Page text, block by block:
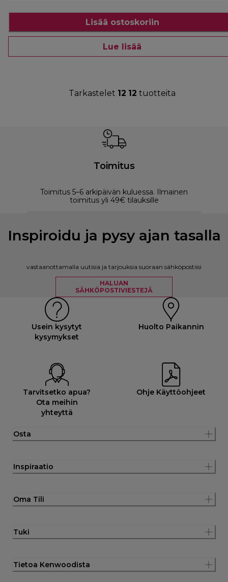
Lisää ostoskoriin
Lue lisää
Tarkastelet 12 12 tuotteita
Toimitus
Toimitus 5–6 arkipäivän kuluessa. Ilmainen
toimitus yli 49€ tilauksille
Inspiroidu ja pysy ajan tasalla
vastaanottamalla uutisia ja tarjouksia suoraan sähköpostiisi
HALUAN
SÄHKÖPOSTIVIESTEJÄ
Usein kysytyt
kysymykset
Huolto Paikannin
Tarvitsetko apua?
Ota meihin
yhteyttä
Ohje Käyttöohjeet
Osta
Inspiraatio
Oma Tili
Tuki
Tietoa Kenwoodista